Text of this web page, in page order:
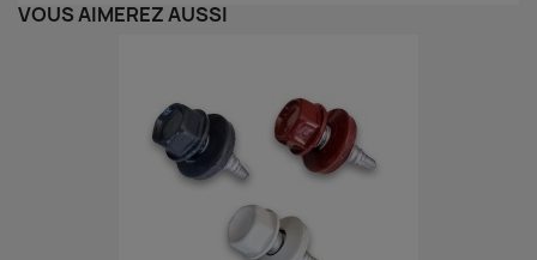
VOUS AIMEREZ AUSSI